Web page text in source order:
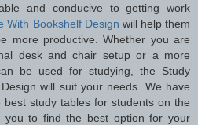
and conducive to getting work
With Bookshelf Design will help them
more productive. Whether you are
desk and chair setup or a more
be used for studying, the Study
will suit your needs. We have
best study tables for students on the
you to find the best option for your